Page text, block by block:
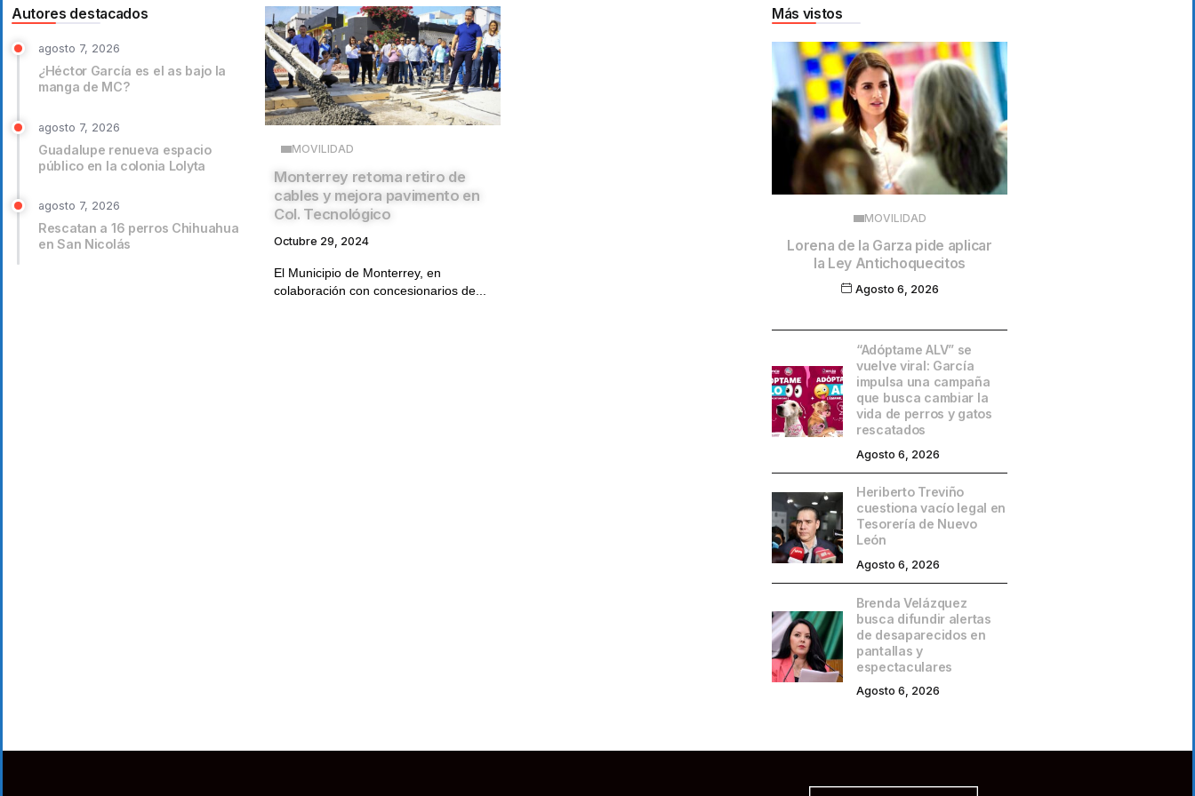
Autores destacados
agosto 7, 2026
¿Héctor García es el as bajo la
manga de MC?
agosto 7, 2026
Guadalupe renueva espacio
público en la colonia Lolyta
agosto 7, 2026
Rescatan a 16 perros Chihuahua
en San Nicolás
MOVILIDAD
Monterrey retoma retiro de
cables y mejora pavimento en
Col. Tecnológico
Octubre 29, 2024
El Municipio de Monterrey, en
colaboración con concesionarios de...
Más vistos
MOVILIDAD
Lorena de la Garza pide aplicar
la Ley Antichoquecitos
Agosto 6, 2026
“Adóptame ALV” se
vuelve viral: García
impulsa una campaña
que busca cambiar la
vida de perros y gatos
rescatados
Agosto 6, 2026
Heriberto Treviño
cuestiona vacío legal en
Tesorería de Nuevo
León
Agosto 6, 2026
Brenda Velázquez
busca difundir alertas
de desaparecidos en
pantallas y
espectaculares
Agosto 6, 2026